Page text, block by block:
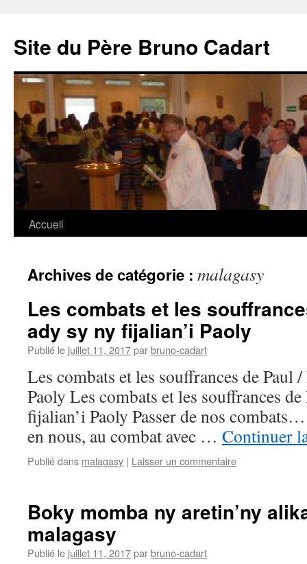
Site du Père Bruno Cadart
Aller
contenu
Accueil
Archives de catégorie : malagasy
Les combats et les
ady sy ny fijalian’i Paoly
Publié le juillet 11, 2017parbruno-cadart
Les combats et les souffrances de Paul
Paoly Les combats et les souffrances
fijalian’i Paoly Passer de nos
en nous, au combat avec … Continuer
Publié dans malagasy | Laisser un commentaire
Boky momba ny aretin’ny
malagasy
Publié le juillet 11, 2017parbruno-cadart